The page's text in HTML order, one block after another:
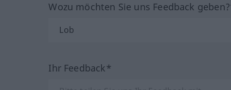
Wozu möchten Sie uns Feedback
Ihr Feedback*